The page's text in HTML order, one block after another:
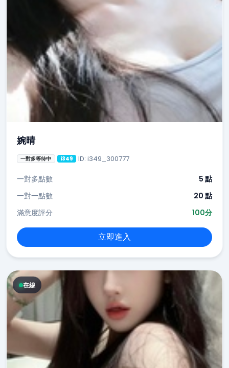
婉晴
一對多等待中 i349 ID: i349_300777
一對多點數
5 點
一對一點數
20 點
滿意度評分
100分
立即進入
在線